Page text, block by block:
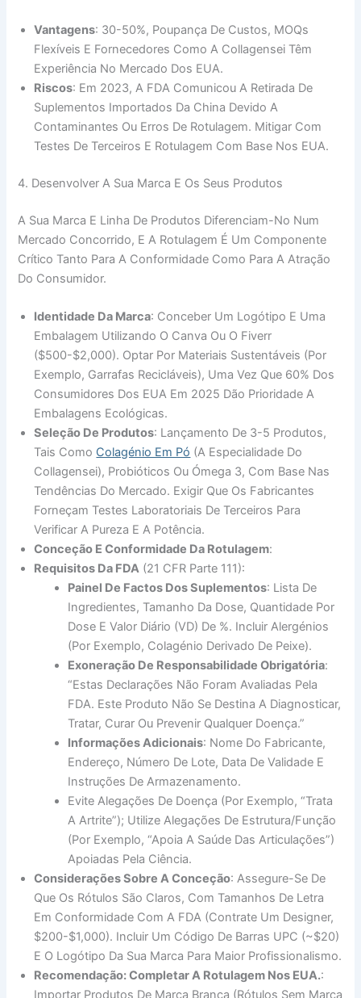
Vantagens: 30-50%, Poupança De Custos, MOQs
Flexíveis E Fornecedores Como A Collagensei Têm
Experiência No Mercado Dos EUA.
Riscos: Em 2023, A FDA Comunicou A Retirada De
Suplementos Importados Da China Devido A
Contaminantes Ou Erros De Rotulagem. Mitigar Com
Testes De Terceiros E Rotulagem Com Base Nos EUA.
4. Desenvolver A Sua Marca E Os Seus Produtos
A Sua Marca E Linha De Produtos Diferenciam-No Num
Mercado Concorrido, E A Rotulagem É Um Componente
Crítico Tanto Para A Conformidade Como Para A Atração
Do Consumidor.
Identidade Da Marca: Conceber Um Logótipo E Uma
Embalagem Utilizando O Canva Ou O Fiverr
($500-$2,000). Optar Por Materiais Sustentáveis (por
Exemplo, Garrafas Recicláveis), Uma Vez Que 60% Dos
Consumidores Dos EUA Em 2025 Dão Prioridade A
Embalagens Ecológicas.
Seleção De Produtos: Lançamento De 3-5 Produtos,
Tais Como Colagénio Em Pó (a Especialidade Do
Collagensei), Probióticos Ou Ómega 3, Com Base Nas
Tendências Do Mercado. Exigir Que Os Fabricantes
Forneçam Testes Laboratoriais De Terceiros Para
Verificar A Pureza E A Potência.
Conceção E Conformidade Da Rotulagem:
Requisitos Da FDA (21 CFR Parte 111):
Painel De Factos Dos Suplementos: Lista De
Ingredientes, Tamanho Da Dose, Quantidade Por
Dose E Valor Diário (VD) De %. Incluir Alergénios
(por Exemplo, Colagénio Derivado De Peixe).
Exoneração De Responsabilidade Obrigatória:
“Estas Declarações Não Foram Avaliadas Pela
FDA. Este Produto Não Se Destina A Diagnosticar,
Tratar, Curar Ou Prevenir Qualquer Doença.”
Informações Adicionais: Nome Do Fabricante,
Endereço, Número De Lote, Data De Validade E
Instruções De Armazenamento.
Evite Alegações De Doença (por Exemplo, “trata
A Artrite”); Utilize Alegações De Estrutura/função
(por Exemplo, “apoia A Saúde Das Articulações”)
Apoiadas Pela Ciência.
Considerações Sobre A Conceção: Assegure-Se De
Que Os Rótulos São Claros, Com Tamanhos De Letra
Em Conformidade Com A FDA (contrate Um Designer,
$200-$1,000). Incluir Um Código De Barras UPC (~$20)
E O Logótipo Da Sua Marca Para Maior Profissionalismo.
Recomendação: Completar A Rotulagem Nos EUA.:
Importar Produtos De Marca Branca (rótulos Sem Marca